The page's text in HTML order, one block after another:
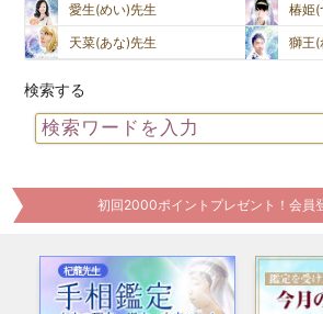
愛生(めい)先生
椿姫(
天菜(あな)先生
獅王(
検索する
初回2000ポイントプレゼント！会員